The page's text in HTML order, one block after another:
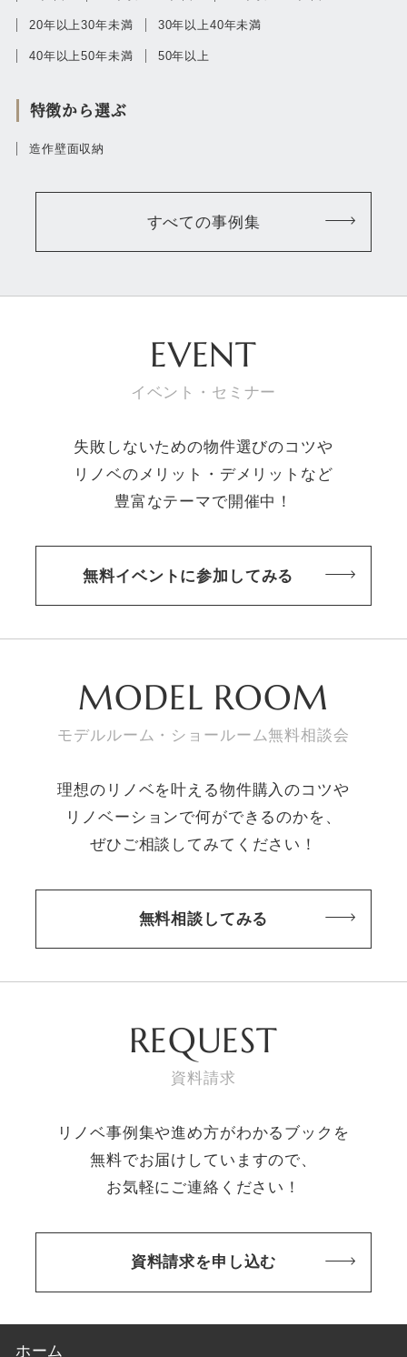
すべての事例集
20年以上30年未満 30年以上40年未満
40年以上50年未満 50年以上
特徴から選ぶ
造作壁面収納
EVENT
イベント・セミナー
失敗しないための物件選びのコツや
リノベのメリット・デメリットなど
豊富なテーマで開催中！
無料イベントに参加してみる
MODEL ROOM
モデルルーム・ショールーム無料相談会
理想のリノベを叶える物件購入のコツや
リノベーションで何ができるのかを、
ぜひご相談してみてください！
無料相談してみる
REQUEST
資料請求
リノベ事例集や進め方がわかるブックを
無料でお届けしていますので、
お気軽にご連絡ください！
資料請求を申し込む
ホーム